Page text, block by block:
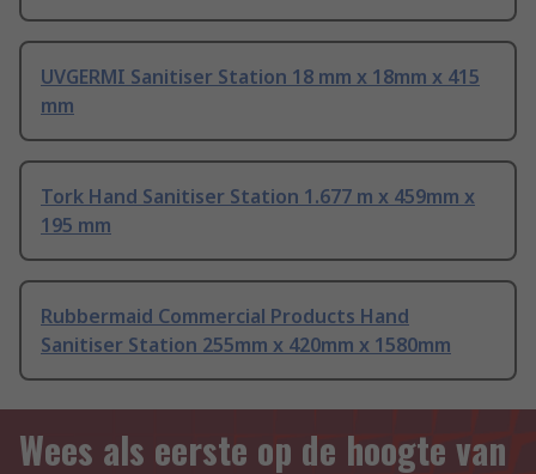
UVGERMI Sanitiser Station 18 mm x 18mm x 415
mm
Tork Hand Sanitiser Station 1.677 m x 459mm x
195 mm
Rubbermaid Commercial Products Hand
Sanitiser Station 255mm x 420mm x 1580mm
Wees als eerste op de hoogte van